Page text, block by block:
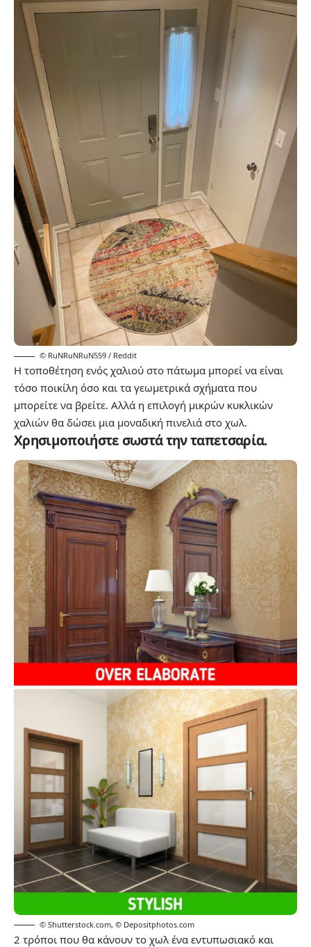
© RuNRuNRuN559 / Reddit
Η τοποθέτηση ενός χαλιού στο πάτωμα μπορεί να είναι
τόσο ποικίλη όσο και τα γεωμετρικά σχήματα που
μπορείτε να βρείτε. Αλλά η επιλογή μικρών κυκλικών
χαλιών θα δώσει μια μοναδική πινελιά στο χωλ.
Χρησιμοποιήστε σωστά την ταπετσαρία.
© Shutterstock.com, © Depositphotos.com
2 τρόποι που θα κάνουν το χωλ ένα εντυπωσιακό και